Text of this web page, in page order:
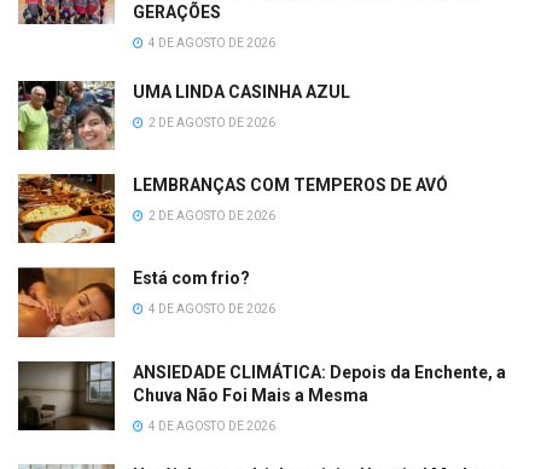
GERAÇÕES
4 DE AGOSTO DE 2026
UMA LINDA CASINHA AZUL
2 DE AGOSTO DE 2026
LEMBRANÇAS COM TEMPEROS DE AVÓ
2 DE AGOSTO DE 2026
Está com frio?
4 DE AGOSTO DE 2026
ANSIEDADE CLIMÁTICA: Depois da Enchente, a
Chuva Não Foi Mais a Mesma
4 DE AGOSTO DE 2026